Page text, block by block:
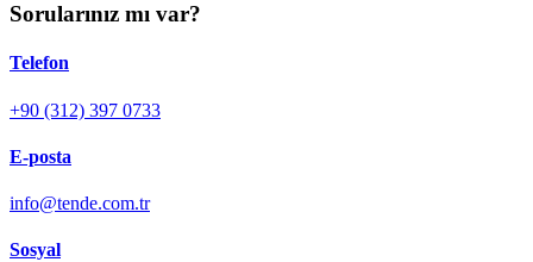
Sorularınız mı var?
Telefon
+90 (312) 397 0733
E-posta
info@tende.com.tr
Sosyal